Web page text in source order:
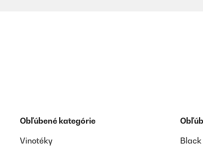
Habe mir die Dosen zum Zwecke des
transportieren ohne dass die Beilagen
Obľúbené kategórie
Vinotéky